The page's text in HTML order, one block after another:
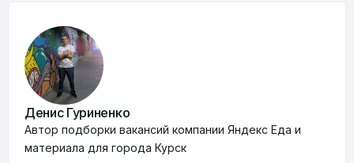
Денис Гуриненко
Автор подборки вакансий компании Яндекс Еда и
материала для города Курск